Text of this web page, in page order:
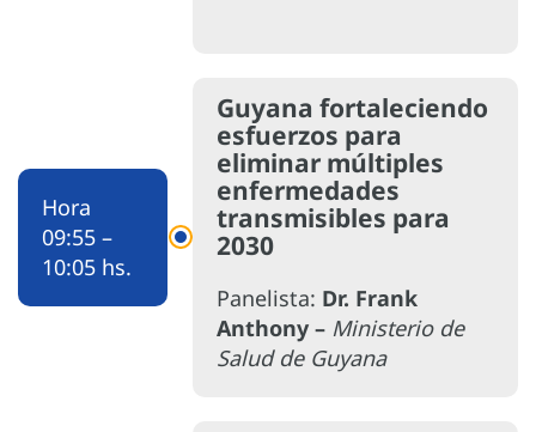
Hora
09:55 –
10:05 hs.
Guyana fortaleciendo
esfuerzos para
eliminar múltiples
enfermedades
transmisibles para
2030
Panelista: Dr. Frank
Anthony – Ministerio de
Salud de Guyana